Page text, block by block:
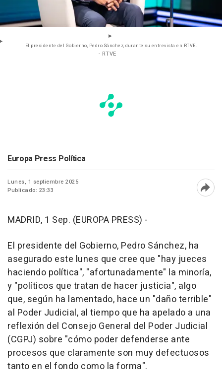
El presidente del Gobierno, Pedro Sánchez, durante su entrevista en RTVE.
- RTVE
Europa Press Política
Lunes, 1 septiembre 2025
Publicado: 23:33
MADRID, 1 Sep. (EUROPA PRESS) -
El presidente del Gobierno, Pedro Sánchez, ha
asegurado este lunes que cree que "hay jueces
haciendo política", "afortunadamente" la minoría,
y "políticos que tratan de hacer justicia", algo
que, según ha lamentado, hace un "daño terrible"
al Poder Judicial, al tiempo que ha apelado a una
reflexión del Consejo General del Poder Judicial
(CGPJ) sobre "cómo poder defenderse ante
procesos que claramente son muy defectuosos
tanto en el fondo como la forma".